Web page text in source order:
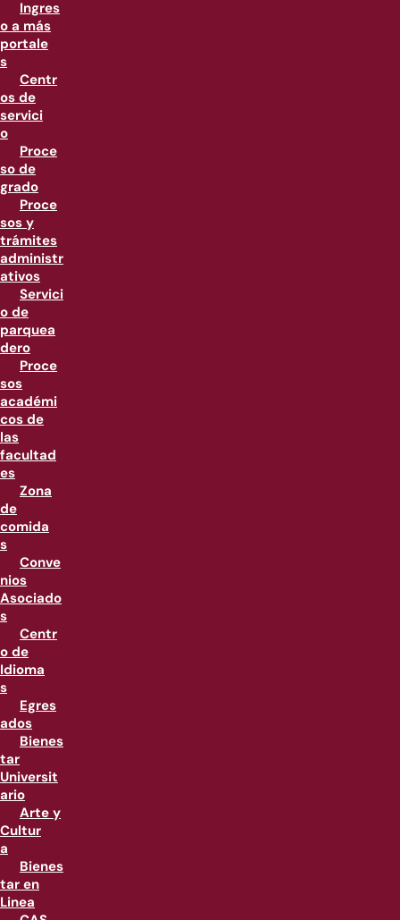
Ingres
o a más
portale
s
Centr
os de
servici
o
Proce
so de
grado
Proce
sos y
trámites
administr
ativos
Servici
o de
parquea
dero
Proce
sos
académi
cos de
las
facultad
es
Zona
de
comida
s
Conve
nios
Asociado
s
Centr
o de
Idioma
s
Egres
ados
Bienes
tar
Universit
ario
Arte y
Cultur
a
Bienes
tar en
Linea